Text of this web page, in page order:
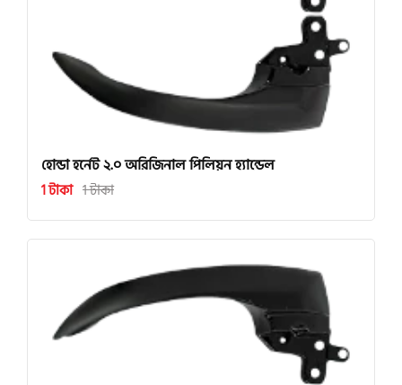
হোন্ডা হর্নেট ২.০ অরিজিনাল পিলিয়ন হ্যান্ডেল
1 টাকা 1 টাকা